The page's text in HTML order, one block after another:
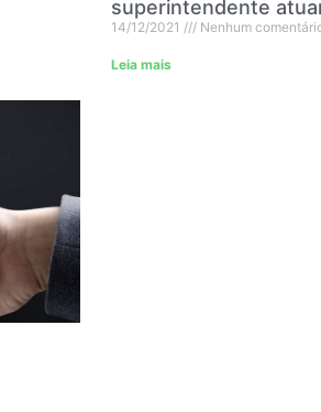
superintendente
14/12/2021 Nenhum
Leia mais